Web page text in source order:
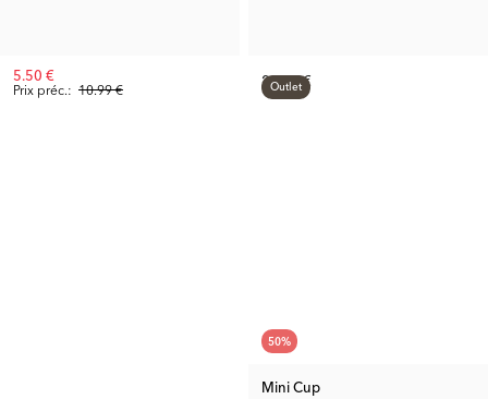
Prix préc.: 10.99 €
5.50 € 24.99 €
Outlet
50%
Mini Cup